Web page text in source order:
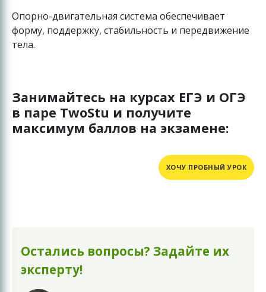
Опорно-двигательная система обеспечивает
форму, поддержку, стабильность и передвижение
тела.
Занимайтесь на курсах ЕГЭ и ОГЭ
в паре TwoStu и получите
максимум баллов на экзамене:
ХОЧУ ПРОБНЫЙ УРОК
Остались вопросы? Задайте их
эксперту!